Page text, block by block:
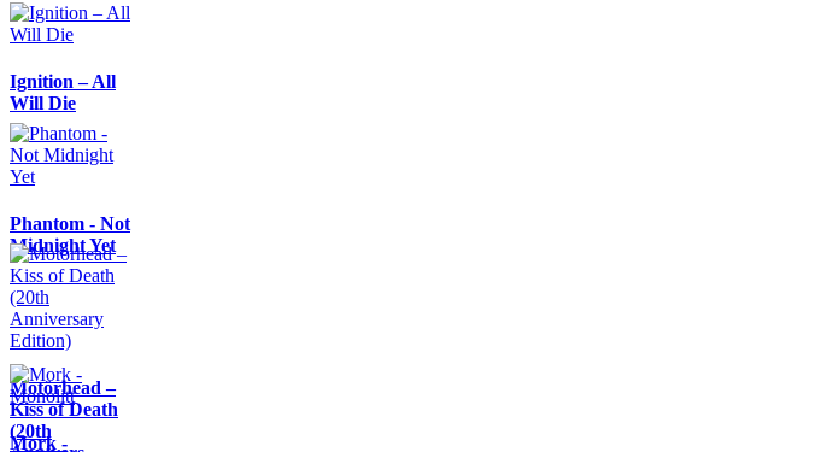
Ignition – All
Will Die
Phantom - Not
Midnight Yet
Motörhead –
Kiss of Death
(20th
Mork -